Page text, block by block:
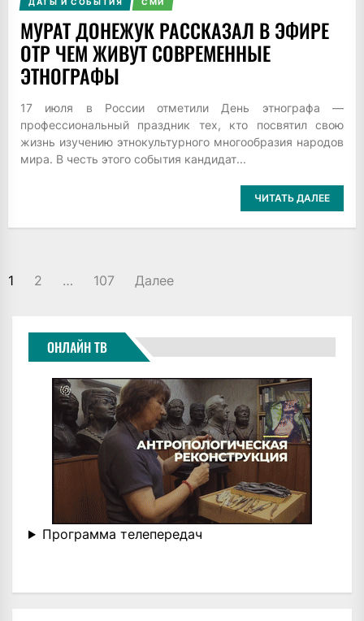
ДАТЫ И СОБЫТИЯ СМИ
МУРАТ ДОНЕЖУК РАССКАЗАЛ В ЭФИРЕ
ОТР ЧЕМ ЖИВУТ СОВРЕМЕННЫЕ
ЭТНОГРАФЫ
17 июля в России отметили День этнографа —
профессиональный праздник тех, кто посвятил свою
жизнь изучению этнокультурного многообразия народов
мира. В честь этого события кандидат...
ЧИТАТЬ ДАЛЕЕ
ПАГИНАЦИЯ
1 2 … 107 Далее
ОНЛАЙН ТВ
Программа телепередач